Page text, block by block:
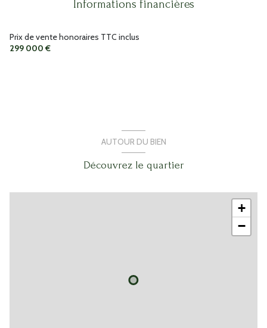
salle de bain
salle de bain
Informations financières
Prix de vente honoraires TTC inclus
299 000 €
AUTOUR DU BIEN
Découvrez le quartier
+
−